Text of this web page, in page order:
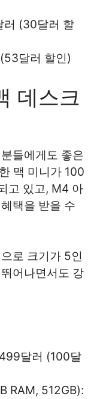
러 (30달러 할
달러 할인)
데스크
들에게도 좋은
맥 미니가 100
고 있고, M4 아
택을 받을 수
로 크기가 5인
어나면서도 강
달러 (100달
RAM, 512GB):